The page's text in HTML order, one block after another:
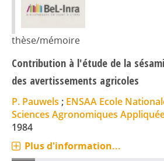
thèse/mémoire
Contribution à l'étude de la
des avertissements agricoles
P. Pauwels ; ENSAA Ecole
Sciences Agronomiques
1984
Plus d'information...